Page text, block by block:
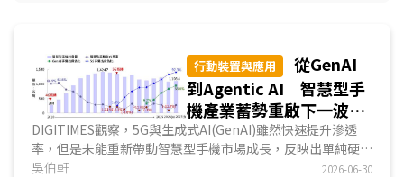
行動裝置與應用
從GenAI
到Agentic AI 智慧型手
機產業蓄勢重啟下一波典
範轉移
DIGITIMES觀察，5G與生成式AI(GenAI)雖然快速提升滲透
率，但是未能重新帶動智慧型手機市場成長，反映出單純硬體
升級與功能強化已難創造新的換機需求。從2026年G...
吳伯軒 2026-06-30